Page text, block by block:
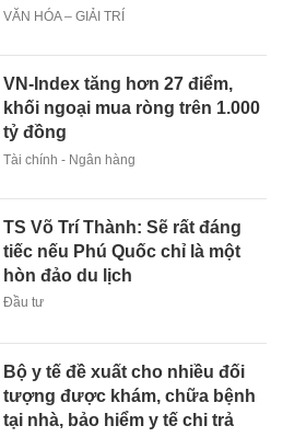
VĂN HÓA – GIẢI TRÍ
VN-Index tăng hơn 27 điểm,
khối ngoại mua ròng trên 1.000
tỷ đồng
Tài chính - Ngân hàng
TS Võ Trí Thành: Sẽ rất đáng
tiếc nếu Phú Quốc chỉ là một
hòn đảo du lịch
Đầu tư
Bộ y tế đề xuất cho nhiều đối
tượng được khám, chữa bệnh
tại nhà, bảo hiểm y tế chi trả